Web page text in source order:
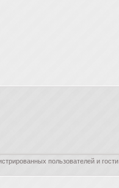
пользователей и